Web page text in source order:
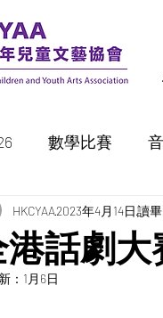
數學比賽
繪畫/填色比賽
話劇大
HKCYAA2023年4月14日讀
： 1月6日